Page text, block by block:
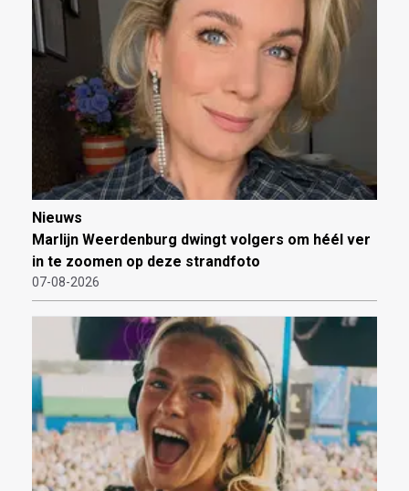
Nieuws
Marlijn Weerdenburg dwingt volgers om héél ver
in te zoomen op deze strandfoto
07-08-2026